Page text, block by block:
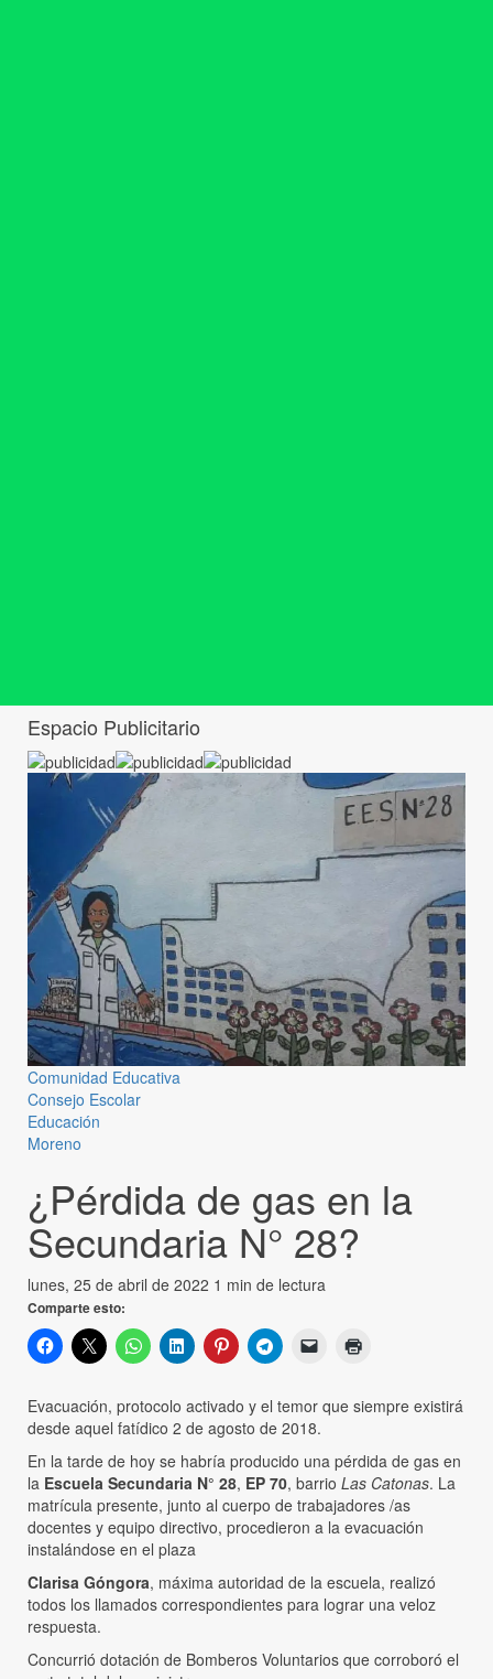
Espacio Publicitario
Comunidad Educativa
Consejo Escolar
Educación
Moreno
¿Pérdida de gas en la
Secundaria N° 28?
lunes, 25 de abril de 2022 1 min de lectura
Comparte esto:
Evacuación, protocolo activado y el temor que siempre existirá
desde aquel fatídico 2 de agosto de 2018.
En la tarde de hoy se habría producido una pérdida de gas en
la Escuela Secundaria N° 28, EP 70, barrio Las Catonas. La
matrícula presente, junto al cuerpo de trabajadores /as
docentes y equipo directivo, procedieron a la evacuación
instalándose en el plaza
Clarisa Góngora, máxima autoridad de la escuela, realizó
todos los llamados correspondientes para lograr una veloz
respuesta.
Concurrió dotación de Bomberos Voluntarios que corroboró el